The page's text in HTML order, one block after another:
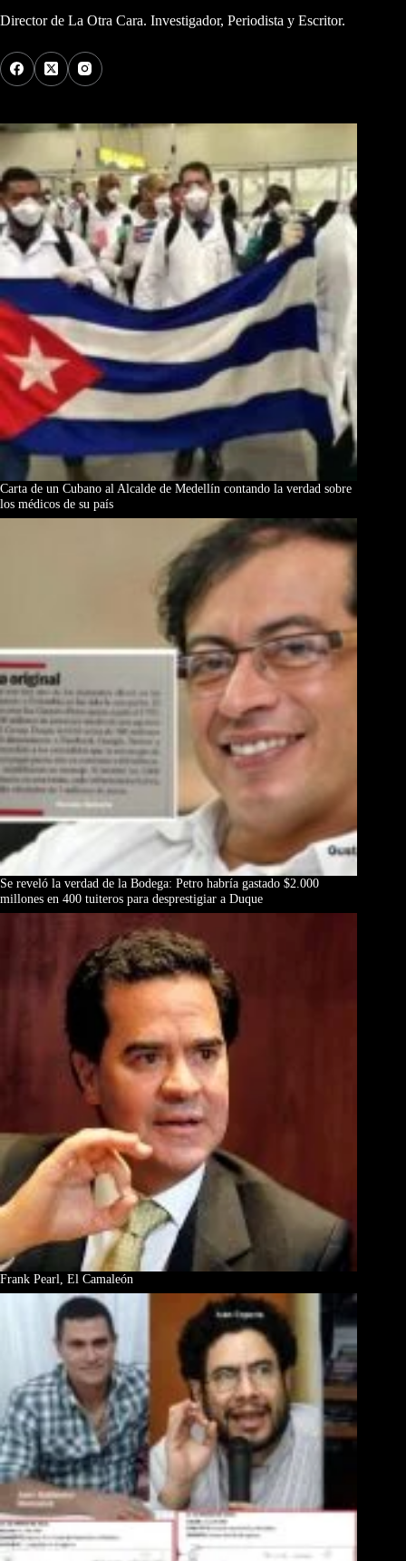
Director de La Otra Cara. Investigador, Periodista y Escritor.
Carta de un Cubano al Alcalde de Medellín contando la verdad sobre
los médicos de su país
Se reveló la verdad de la Bodega: Petro habría gastado $2.000
millones en 400 tuiteros para desprestigiar a Duque
Frank Pearl, El Camaleón